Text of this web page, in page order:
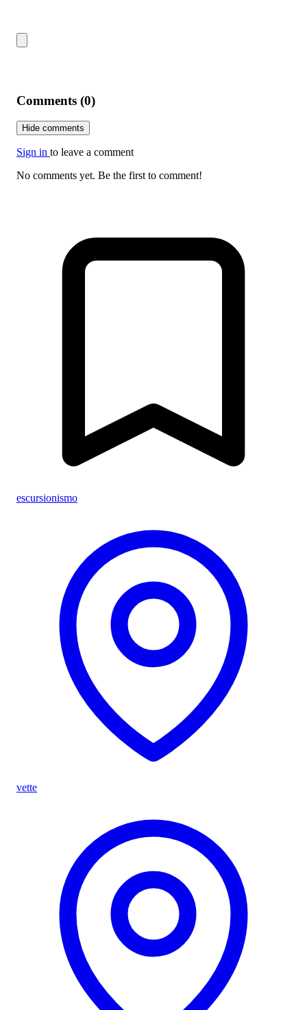
Comments (0)
Hide comments
Sign in to leave a comment
No comments yet. Be the first to comment!
escursionismo
vette